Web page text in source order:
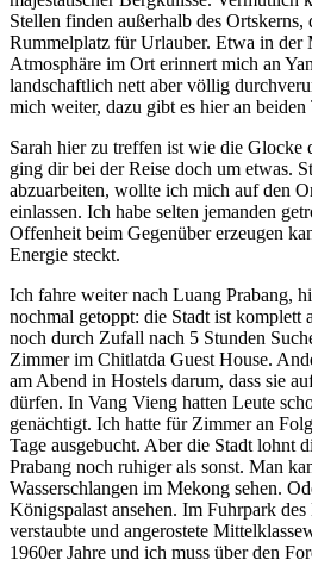
Stellen finden außerhalb des Ortskerns,
Rummelplatz für Urlauber. Etwa in
Atmosphäre im Ort erinnert mich an
landschaftlich nett aber völlig
mich weiter, dazu gibt es hier an
Sarah hier zu treffen ist wie die Glocke
ging dir bei der Reise doch um etwas.
abzuarbeiten, wollte ich mich auf den
einlassen. Ich habe selten jemanden
Offenheit beim Gegenüber erzeugen
Energie steckt.
Ich fahre weiter nach Luang Prabang,
nochmal getoppt: die Stadt ist komplett
noch durch Zufall nach 5 Stunden
Zimmer im Chitlatda Guest House.
am Abend in Hostels darum, dass sie
dürfen. In Vang Vieng hatten Leute
genächtigt. Ich hatte für Zimmer an
Tage ausgebucht. Aber die Stadt lohnt
Prabang noch ruhiger als sonst. Man
Wasserschlangen im Mekong sehen.
Königspalast ansehen. Im Fuhrpark
verstaubte und angerostete
1960er Jahre und ich muss über den